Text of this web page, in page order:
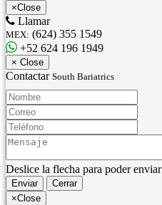
×Close
Llamar
MEX: (624) 355 1549
+52 624 196 1949
× Close
Contactar South Bariatrics
Nombre:
Correo:
Teléfono:
Mensaje:
Deslice la flecha para poder enviar
Enviar
Cerrar
×Close